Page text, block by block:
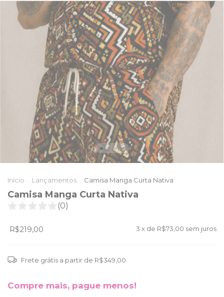
Início Lançamentos Camisa Manga Curta Nativa
Camisa Manga Curta Nativa
(0)
R$219,00 3 x de R$73,00 sem juros
Frete grátis a partir de R$349,00
Compre mais, pague menos!